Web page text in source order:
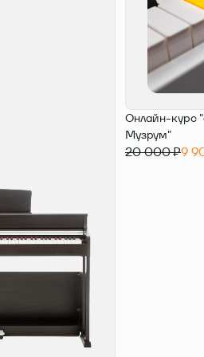
Онлайн-курс
Музрум"
20 000 ₽9